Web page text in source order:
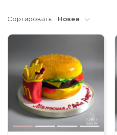
Сортировать: Новее
Новее
По возрастанию
По убыванию
По популярности